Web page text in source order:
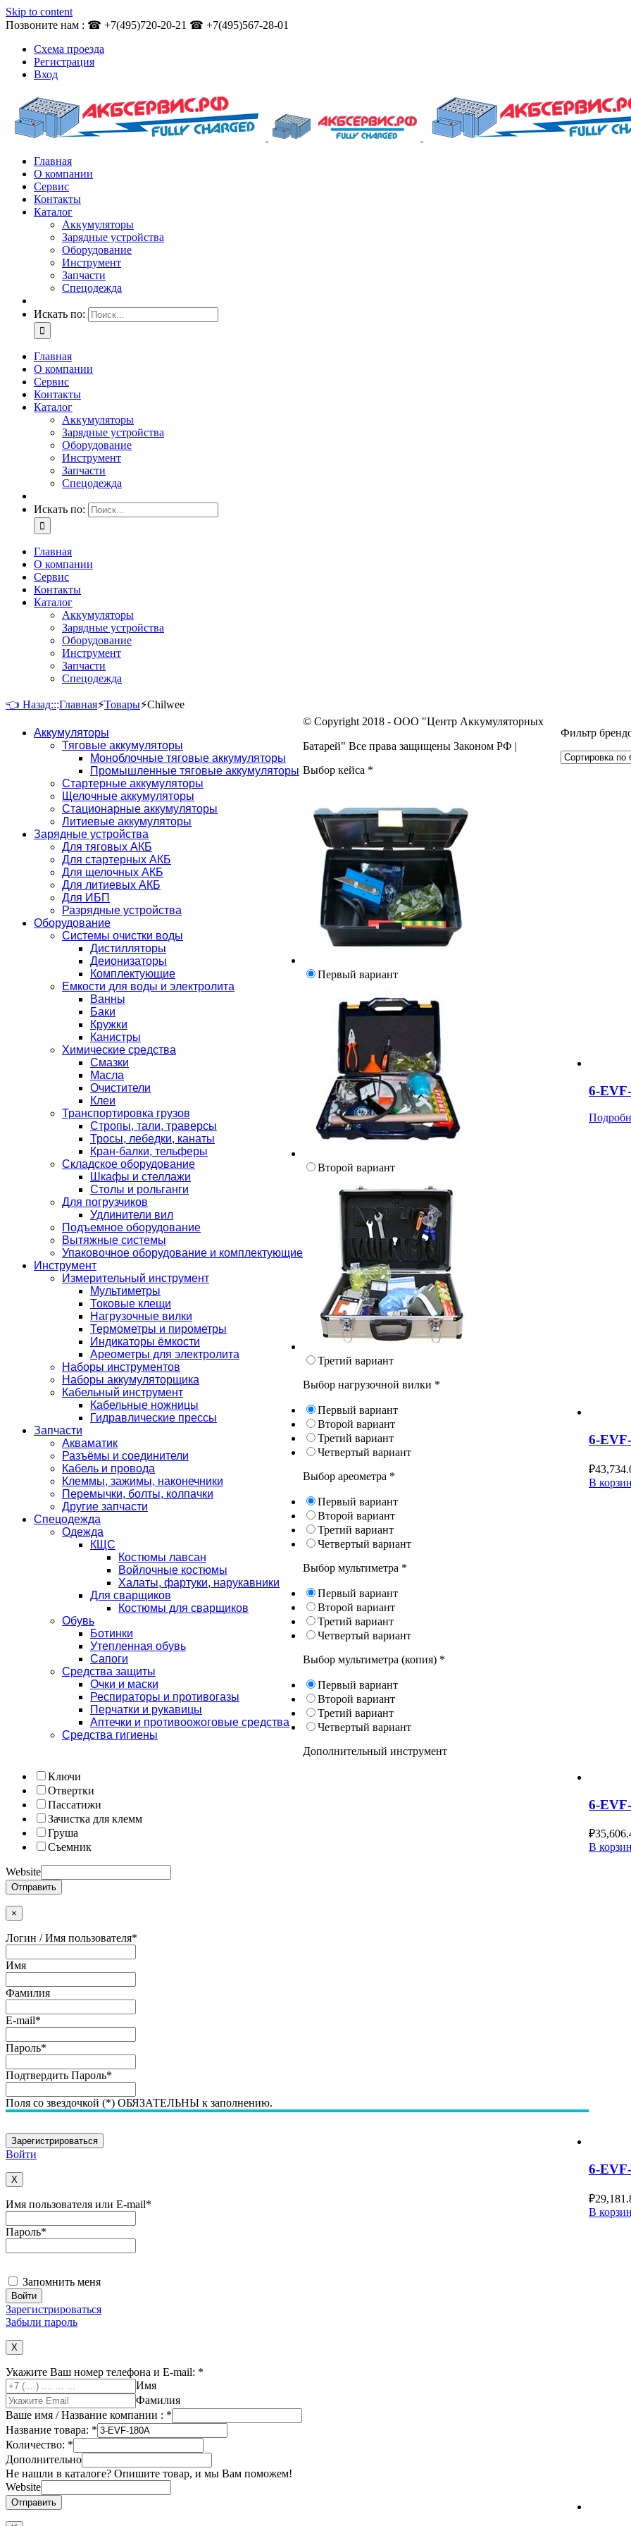
Skip to content
Позвоните нам : ☎ +7(495)720-20-21 ☎ +7(495)567-28-01
Схема проезда
Регистрация
Вход
Главная
О компании
Сервис
Контакты
Каталог
Аккумуляторы
Зарядные устройства
Оборудование
Инструмент
Запчасти
Спецодежда
Искать по:
Главная
О компании
Сервис
Контакты
Каталог
Аккумуляторы
Зарядные устройства
Оборудование
Инструмент
Запчасти
Спецодежда
Искать по:
Главная
О компании
Сервис
Контакты
Каталог
Аккумуляторы
Зарядные устройства
Оборудование
Инструмент
Запчасти
Спецодежда
👈 Назад:::Главная⚡Товары⚡Chilwee
Фильтр
6-
6-
₽
В
6-
₽
В
6-
₽
В
Аккумуляторы
Тяговые аккумуляторы
Моноблочные тяговые аккумуляторы
Промышленные тяговые аккумуляторы
Стартерные аккумуляторы
Щелочные аккумуляторы
Стационарные аккумуляторы
Литиевые аккумуляторы
Зарядные устройства
Для тяговых АКБ
Для стартерных АКБ
Для щелочных АКБ
Для литиевых АКБ
Для ИБП
Разрядные устройства
Оборудование
Системы очистки воды
Дистилляторы
Деионизаторы
Комплектующие
Емкости для воды и электролита
Ванны
Баки
Кружки
Канистры
Химические средства
Смазки
Масла
Очистители
Клеи
Транспортировка грузов
Стропы, тали, траверсы
Тросы, лебедки, канаты
Кран-балки, тельферы
Складское оборудование
Шкафы и стеллажи
Столы и рольганги
Для погрузчиков
Удлинители вил
Подъемное оборудование
Вытяжные системы
Упаковочное оборудование и комплектующие
Инструмент
Измерительный инструмент
Мультиметры
Токовые клещи
Нагрузочные вилки
Термометры и пирометры
Индикаторы ёмкости
Ареометры для электролита
Наборы инструментов
Наборы аккумуляторщика
Кабельный инструмент
Кабельные ножницы
Гидравлические прессы
Запчасти
Акваматик
Разъёмы и соединители
Кабель и провода
Клеммы, зажимы, наконечники
Перемычки, болты, колпачки
Другие запчасти
Спецодежда
Одежда
КЩС
Костюмы лавсан
Войлочные костюмы
Халаты, фартуки, нарукавники
Для сварщиков
Костюмы для сварщиков
Обувь
Ботинки
Утепленная обувь
Сапоги
Средства защиты
Очки и маски
Респираторы и противогазы
Перчатки и рукавицы
Аптечки и противоожоговые средства
Средства гигиены
© Copyright 2018 - ООО "Центр Аккумуляторных
Батарей" Все права защищены Законом РФ |
Выбор кейса *
Первый вариант
Второй вариант
Третий вариант
Выбор нагрузочной вилки *
Первый вариант
Второй вариант
Третий вариант
Четвертый вариант
Выбор ареометра *
Первый вариант
Второй вариант
Третий вариант
Четвертый вариант
Выбор мультиметра *
Первый вариант
Второй вариант
Третий вариант
Четвертый вариант
Выбор мультиметра (копия) *
Первый вариант
Второй вариант
Третий вариант
Четвертый вариант
Дополнительный инструмент
Ключи
Отвертки
Пассатижи
Зачистка для клемм
Груша
Съемник
Website
Отправить
×
Логин / Имя пользователя*
Имя
Фамилия
E-mail*
Пароль*
Подтвердить Пароль*
Поля со звездочкой (*) ОБЯЗАТЕЛЬНЫ к заполнению.
Войти
X
Имя пользователя или E-mail*
Пароль*
Запомнить меня
Зарегистрироваться
Забыли пароль
X
Укажите Ваш номер телефона и E-mail: *
Имя
Фамилия
Ваше имя / Название компании : *
Название товара: *
Количество: *
Дополнительно
Не нашли в каталоге? Опишите товар, и мы Вам поможем!
Website
Отправить